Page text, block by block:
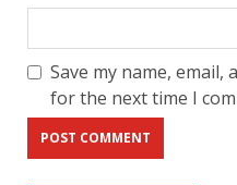
Save my name,
for the next time I